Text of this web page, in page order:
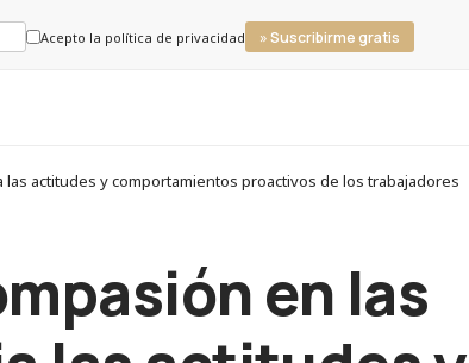
Acepto la política de privacidad » Suscribirme gratis
actitudes y comportamientos proactivos de los trabajadores
en las